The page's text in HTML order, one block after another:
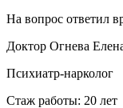
На вопрос ответил
Доктор Огнева
Психиатр-нарколог
Стаж работы: 20 лет